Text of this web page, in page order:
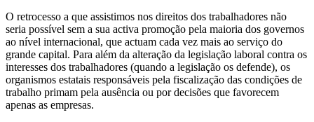
O retrocesso a que assistimos nos direitos dos trabalhadores não
seria possível sem a sua activa promoção pela maioria dos governos
ao nível internacional, que actuam cada vez mais ao serviço do
grande capital. Para além da alteração da legislação laboral contra os
interesses dos trabalhadores (quando a legislação os defende), os
organismos estatais responsáveis pela fiscalização das condições de
trabalho primam pela ausência ou por decisões que favorecem
apenas as empresas.